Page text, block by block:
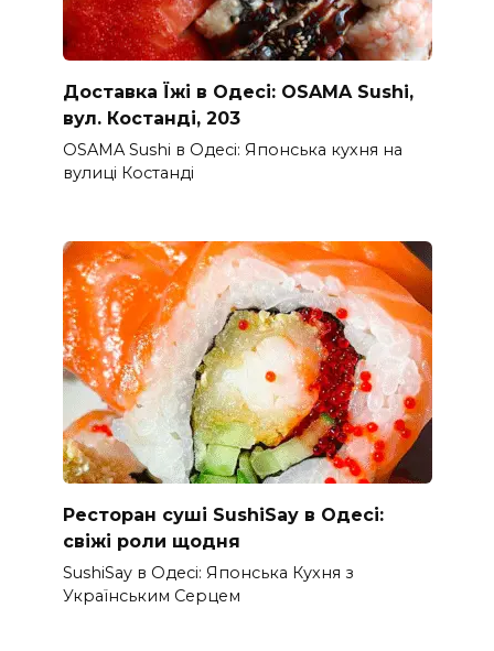
Доставка Їжі в Одесі: OSAMA Sushi,
вул. Костанді, 203
OSAMA Sushi в Одесі: Японська кухня на
вулиці Костанді
Ресторан суші SushiSay в Одесі:
свіжі роли щодня
SushiSay в Одесі: Японська Кухня з
Українським Серцем